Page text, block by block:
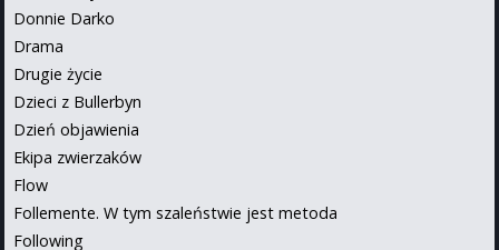
Donnie Darko
Drama
Drugie życie
Dzieci z Bullerbyn
Dzień objawienia
Ekipa zwierzaków
Flow
Follemente. W tym szaleństwie jest metoda
Following